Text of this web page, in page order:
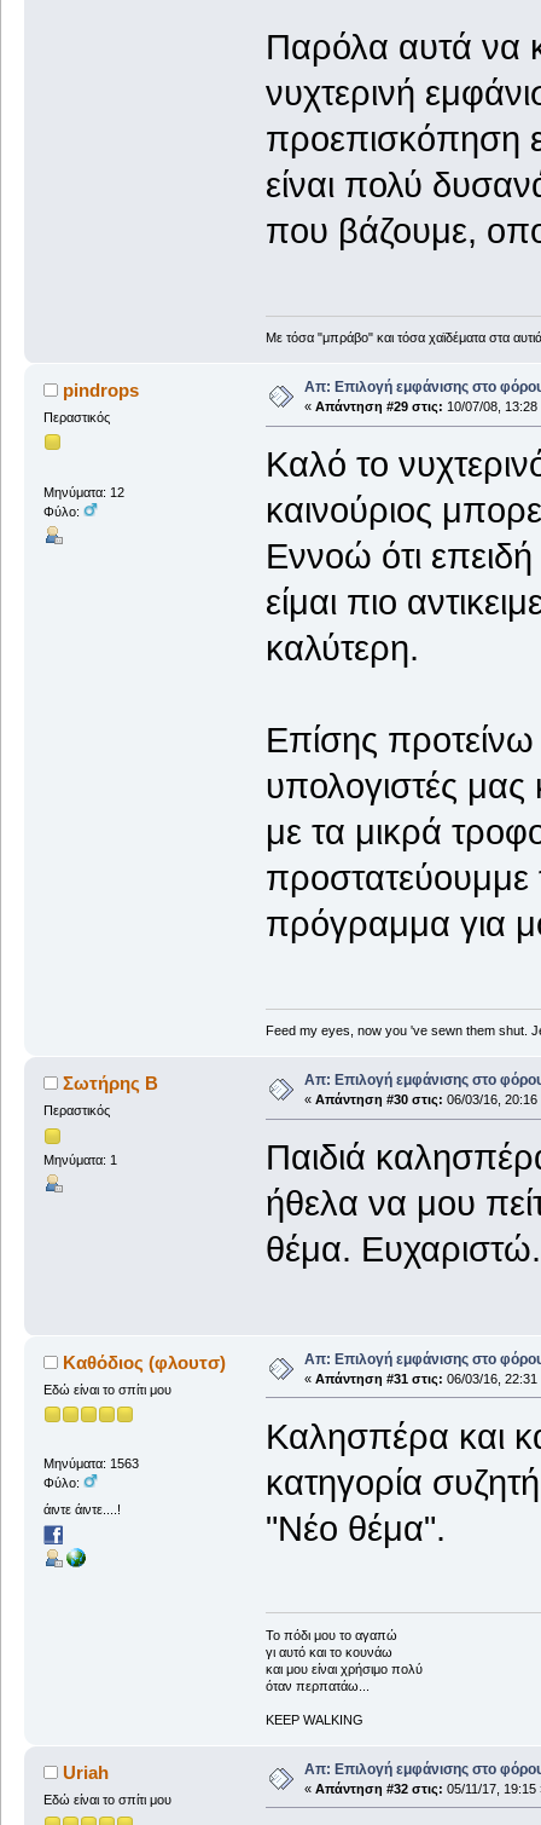
Παρόλα αυτά να
νυχτερινή
προεπισκόπηση
είναι πολύ
που βάζουμε,
Με τόσα "μπράβο" και τόσα χαϊδέματα στα
pindrops
Περαστικός
Μηνύματα: 12
Φύλο:
Απ: Επιλογή εμφάνισης στο
« Απάντηση #29 στις: 10/07/08, 13:28
Καλό το
καινούριος
Εννοώ ότι
είμαι πιο
καλύτερη.
Επίσης
υπολογιστές
με τα μικρά
προστατεύουμμε
πρόγραμμα για
Feed my eyes, now you 've sewn them shut.
Σωτήρης Β
Περαστικός
Μηνύματα: 1
Απ: Επιλογή εμφάνισης στο
« Απάντηση #30 στις: 06/03/16, 20:16
Παιδιά
ήθελα να μου
θέμα. Ευχαριστώ.
Καθόδιος (φλουτσ)
Εδώ είναι το σπίτι μου
Μηνύματα: 1563
Φύλο:
άιντε άιντε....!
Απ: Επιλογή εμφάνισης στο
« Απάντηση #31 στις: 06/03/16, 22:31
Καλησπέρα και
κατηγορία
"Νέο θέμα".
To πόδι μου το αγαπώ
γι αυτό και το κουνάω
και μου είναι χρήσιμο πολύ
όταν περπατάω...
KEEP WALKING
Uriah
Εδώ είναι το σπίτι μου
Απ: Επιλογή εμφάνισης στο
« Απάντηση #32 στις: 05/11/17, 19:15